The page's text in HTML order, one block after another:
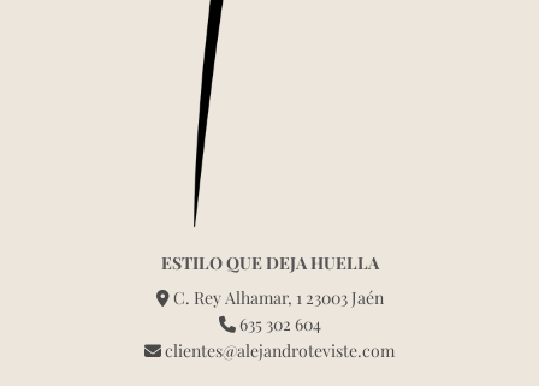
ESTILO QUE DEJA HUELLA
C. Rey Alhamar, 1 23003 Jaén
635 302 604
clientes@alejandroteviste.com